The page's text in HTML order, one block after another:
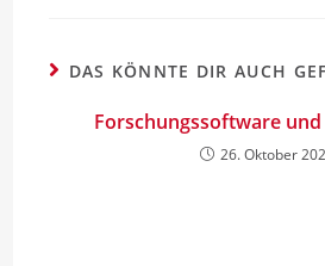
DAS KÖNNTE DIR AUCH
Forschungssoftware
26. Oktober